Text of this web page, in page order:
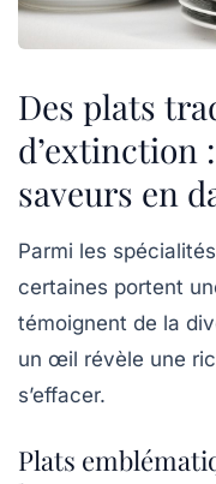
Des plats
d’extinction
saveurs en
Parmi les
certaines portent
témoignent de la
un œil révèle une
s’effacer.
Plats